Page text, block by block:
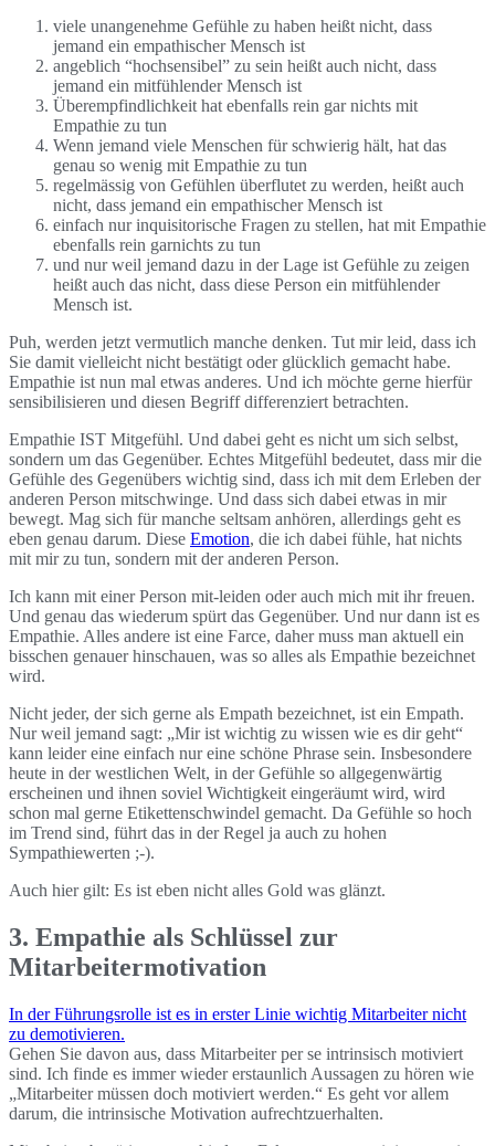
viele unangenehme Gefühle zu haben heißt nicht, dass
jemand ein empathischer Mensch ist
angeblich “hochsensibel” zu sein heißt auch nicht, dass
jemand ein mitfühlender Mensch ist
Überempfindlichkeit hat ebenfalls rein gar nichts mit
Empathie zu tun
Wenn jemand viele Menschen für schwierig hält, hat das
genau so wenig mit Empathie zu tun
regelmässig von Gefühlen überflutet zu werden, heißt auch
nicht, dass jemand ein empathischer Mensch ist
einfach nur inquisitorische Fragen zu stellen, hat mit Empathie
ebenfalls rein garnichts zu tun
und nur weil jemand dazu in der Lage ist Gefühle zu zeigen
heißt auch das nicht, dass diese Person ein mitfühlender
Mensch ist.
Puh, werden jetzt vermutlich manche denken. Tut mir leid, dass ich
Sie damit vielleicht nicht bestätigt oder glücklich gemacht habe.
Empathie ist nun mal etwas anderes. Und ich möchte gerne hierfür
sensibilisieren und diesen Begriff differenziert betrachten.
Empathie IST Mitgefühl. Und dabei geht es nicht um sich selbst,
sondern um das Gegenüber. Echtes Mitgefühl bedeutet, dass mir die
Gefühle des Gegenübers wichtig sind, dass ich mit dem Erleben der
anderen Person mitschwinge. Und dass sich dabei etwas in mir
bewegt. Mag sich für manche seltsam anhören, allerdings geht es
eben genau darum. Diese Emotion, die ich dabei fühle, hat nichts
mit mir zu tun, sondern mit der anderen Person.
Ich kann mit einer Person mit-leiden oder auch mich mit ihr freuen.
Und genau das wiederum spürt das Gegenüber. Und nur dann ist es
Empathie. Alles andere ist eine Farce, daher muss man aktuell ein
bisschen genauer hinschauen, was so alles als Empathie bezeichnet
wird.
Nicht jeder, der sich gerne als Empath bezeichnet, ist ein Empath.
Nur weil jemand sagt: „Mir ist wichtig zu wissen wie es dir geht“
kann leider eine einfach nur eine schöne Phrase sein. Insbesondere
heute in der westlichen Welt, in der Gefühle so allgegenwärtig
erscheinen und ihnen soviel Wichtigkeit eingeräumt wird, wird
schon mal gerne Etikettenschwindel gemacht. Da Gefühle so hoch
im Trend sind, führt das in der Regel ja auch zu hohen
Sympathiewerten ;-).
Auch hier gilt: Es ist eben nicht alles Gold was glänzt.
3. Empathie als Schlüssel zur
Mitarbeitermotivation
In der Führungsrolle ist es in erster Linie wichtig Mitarbeiter nicht
zu demotivieren.
Gehen Sie davon aus, dass Mitarbeiter per se intrinsisch motiviert
sind. Ich finde es immer wieder erstaunlich Aussagen zu hören wie
„Mitarbeiter müssen doch motiviert werden.“ Es geht vor allem
darum, die intrinsische Motivation aufrechtzuerhalten.